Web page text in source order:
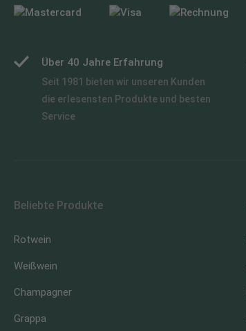
Über 40 Jahre Erfahrung
Seit 1981 bieten wir unseren Kunden
die erlesensten Produkte und besten
Service
Beliebte Produkte
Rotwein
Weißwein
Champagner
Grappa